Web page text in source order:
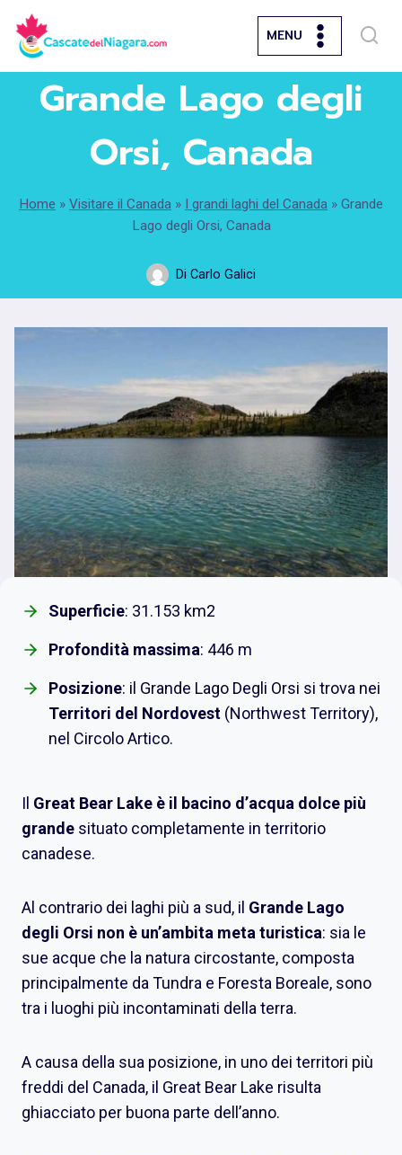
Salta
contenuto
MENU
Grande Lago degli
Orsi, Canada
Home » Visitare il Canada » I grandi laghi del Canada » Grande
Lago degli Orsi, Canada
Di Carlo Galici
Superficie: 31.153 km2
Profondità massima: 446 m
Posizione: il Grande Lago Degli Orsi si trova nei
Territori del Nordovest (Northwest Territory),
nel Circolo Artico.
Il Great Bear Lake è il bacino d’acqua dolce più
grande situato completamente in territorio
canadese.
Al contrario dei laghi più a sud, il Grande Lago
degli Orsi non è un’ambita meta turistica: sia le
sue acque che la natura circostante, composta
principalmente da Tundra e Foresta Boreale, sono
tra i luoghi più incontaminati della terra.
A causa della sua posizione, in uno dei territori più
freddi del Canada, il Great Bear Lake risulta
ghiacciato per buona parte dell’anno.